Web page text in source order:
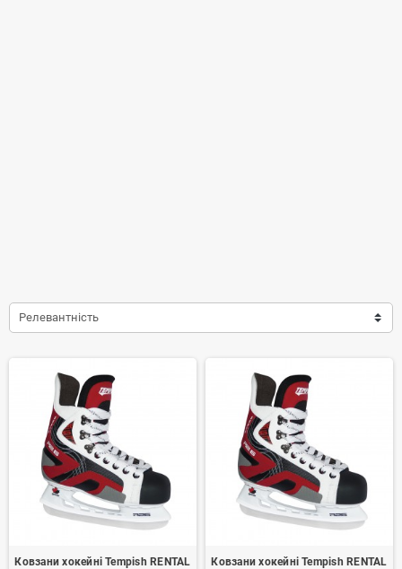
Релевантність
Ковзани хокейні Tempish RENTAL
Ковзани хокейні Tempish RENTAL